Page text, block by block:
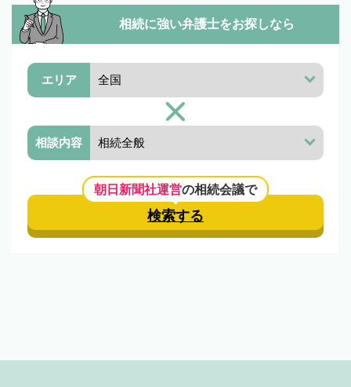
相続に強い弁護士をお探しなら
エリア
相談内容
朝日新聞社運営の相続会議で
検索する